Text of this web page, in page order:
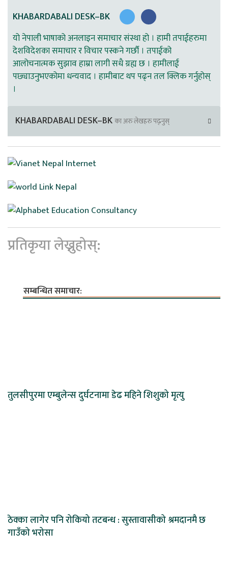
KHABARDABALI DESK–BK
यो नेपाली भाषाको अनलाइन समाचार संस्था हो । हामी तपाईहरुमा
देशविदेशका समाचार र विचार पस्कने गर्छौ । तपाईको
आलोचनात्मक सुझाव हाम्रा लागी सधै ग्रह्य छ । हामीलाई
पछ्याउनुभएकोमा धन्यवाद । हामीबाट थप पढ्न तल क्लिक गर्नुहोस्
।
KHABARDABALI DESK–BKका अरु लेखहरु पढ्नुस्
प्रतिकृया लेख्नुहोस्:
सम्बन्धित समाचार:
तुलसीपुरमा एम्बुलेन्स दुर्घटनामा डेढ महिने शिशुको मृत्यु
ठेक्का लागेर पनि रोकियो तटबन्ध : सुस्तावासीको श्रमदानमै छ
गाउँको भरोसा